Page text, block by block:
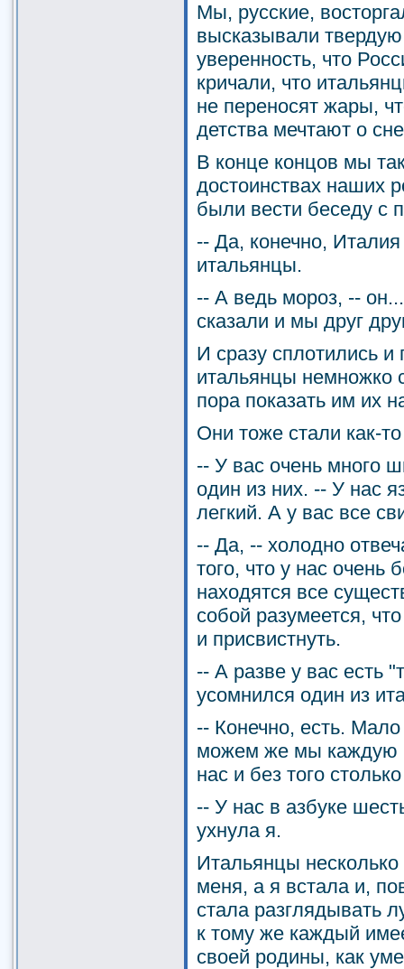
Мы, русские,
высказывали
уверенность, что
кричали, что
не переносят жары,
детства мечтают о
В конце концов мы
достоинствах наших
были вести беседу с
-- Да, конечно,
итальянцы.
-- А ведь мороз, --
сказали и мы друг
И сразу сплотились и
итальянцы немножко
пора показать им их
Они тоже стали как-
-- У вас очень много
один из них. -- У нас
легкий. А у вас все
-- Да, -- холодно
того, что у нас
находятся все
собой разумеется,
и присвистнуть.
-- А разве у вас есть
усомнился один из
-- Конечно, есть.
можем же мы каждую
нас и без того
-- У нас в азбуке
ухнула я.
Итальянцы
меня, а я встала и,
стала разглядывать
к тому же каждый
своей родины, как